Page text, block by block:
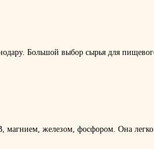
Большой выбор сырья для
железом, фосфором. Она легко